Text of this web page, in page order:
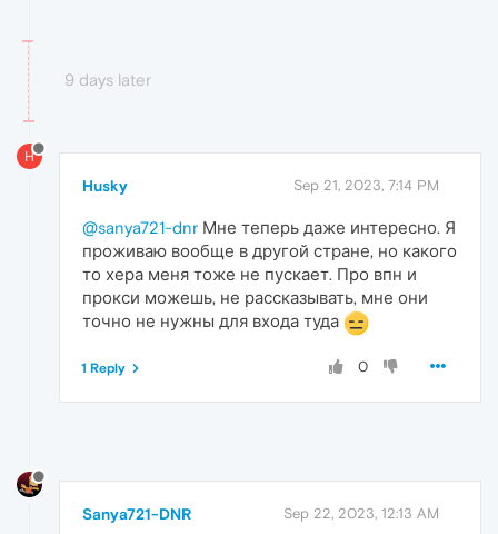
9 days later
H
Husky Sep 21, 2023, 7:14 PM
@sanya721-dnr Мне теперь даже интересно. Я
проживаю вообще в другой стране, но какого
то хера меня тоже не пускает. Про впн и
прокси можешь, не рассказывать, мне они
точно не нужны для входа туда
0
1 Reply
Sanya721-DNR Sep 22, 2023, 12:13 AM